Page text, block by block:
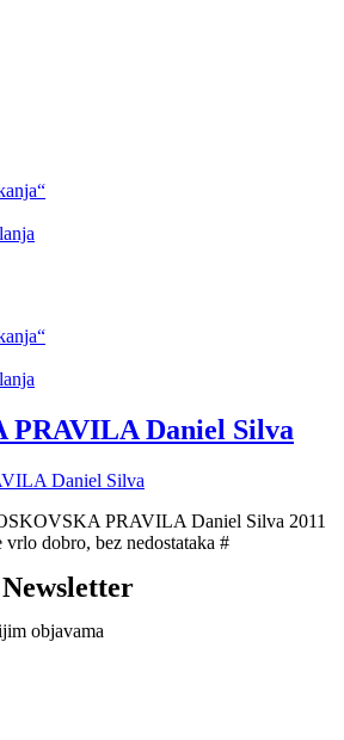
PRAVILA Daniel Silva
PRAVILA Daniel Silva 2011
vrlo dobro, bez nedostataka #
objavama